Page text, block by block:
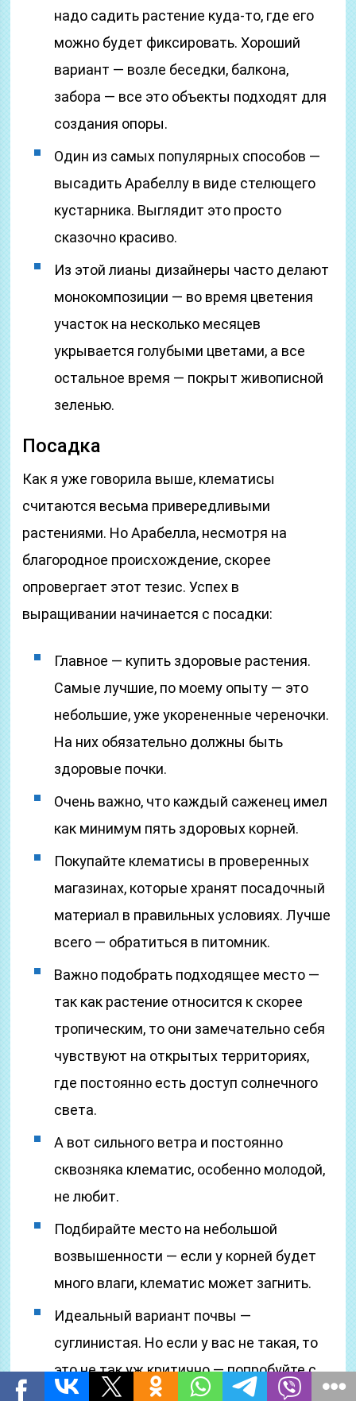
надо садить растение куда-то, где его
можно будет фиксировать. Хороший
вариант — возле беседки, балкона,
забора — все это объекты подходят для
создания опоры.
Один из самых популярных способов —
высадить Арабеллу в виде стелющего
кустарника. Выглядит это просто
сказочно красиво.
Из этой лианы дизайнеры часто делают
монокомпозиции — во время цветения
участок на несколько месяцев
укрывается голубыми цветами, а все
остальное время — покрыт живописной
зеленью.
Посадка
Как я уже говорила выше, клематисы
считаются весьма привередливыми
растениями. Но Арабелла, несмотря на
благородное происхождение, скорее
опровергает этот тезис. Успех в
выращивании начинается с посадки:
Главное — купить здоровые растения.
Самые лучшие, по моему опыту — это
небольшие, уже укорененные череночки.
На них обязательно должны быть
здоровые почки.
Очень важно, что каждый саженец имел
как минимум пять здоровых корней.
Покупайте клематисы в проверенных
магазинах, которые хранят посадочный
материал в правильных условиях. Лучше
всего — обратиться в питомник.
Важно подобрать подходящее место —
так как растение относится к скорее
тропическим, то они замечательно себя
чувствуют на открытых территориях,
где постоянно есть доступ солнечного
света.
А вот сильного ветра и постоянно
сквозняка клематис, особенно молодой,
не любит.
Подбирайте место на небольшой
возвышенности — если у корней будет
много влаги, клематис может загнить.
Идеальный вариант почвы —
суглинистая. Но если у вас не такая, то
это не так уж критично — попробуйте с
помощью удобрений и различных